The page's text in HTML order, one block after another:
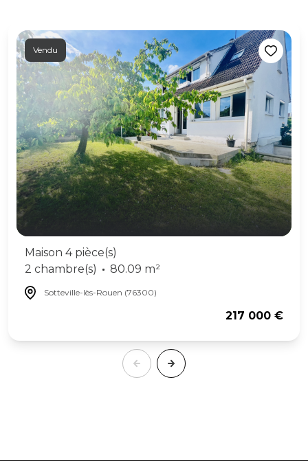
Vendu
Maison 4 pièce(s)
2 chambre(s)
80.09 m²
Sotteville-lès-Rouen (76300)
217 000 €